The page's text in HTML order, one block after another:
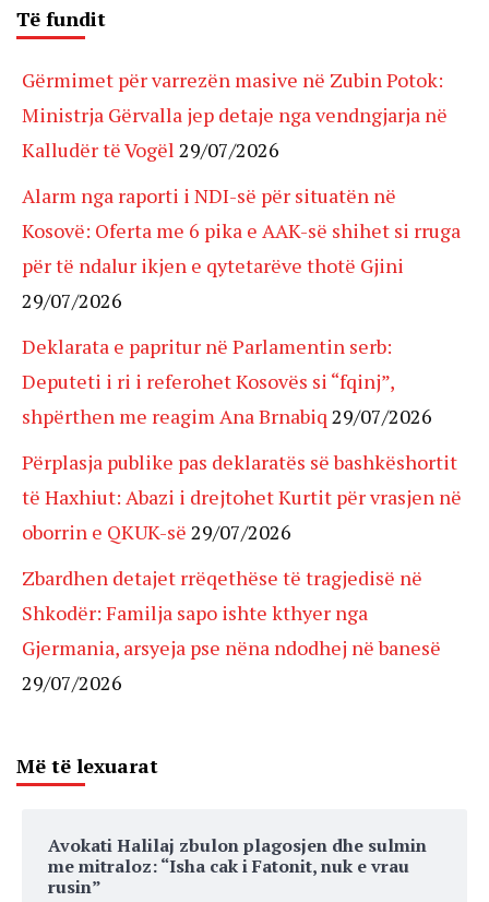
Të fundit
Gërmimet për varrezën masive në Zubin Potok:
Ministrja Gërvalla jep detaje nga vendngjarja në
Kalludër të Vogël 29/07/2026
Alarm nga raporti i NDI-së për situatën në
Kosovë: Oferta me 6 pika e AAK-së shihet si rruga
për të ndalur ikjen e qytetarëve thotë Gjini
29/07/2026
Deklarata e papritur në Parlamentin serb:
Deputeti i ri i referohet Kosovës si “fqinj”,
shpërthen me reagim Ana Brnabiq 29/07/2026
Përplasja publike pas deklaratës së bashkëshortit
të Haxhiut: Abazi i drejtohet Kurtit për vrasjen në
oborrin e QKUK-së 29/07/2026
Zbardhen detajet rrëqethëse të tragjedisë në
Shkodër: Familja sapo ishte kthyer nga
Gjermania, arsyeja pse nëna ndodhej në banesë
29/07/2026
Më të lexuarat
Avokati Halilaj zbulon plagosjen dhe sulmin
me mitraloz: “Isha cak i Fatonit, nuk e vrau
rusin”